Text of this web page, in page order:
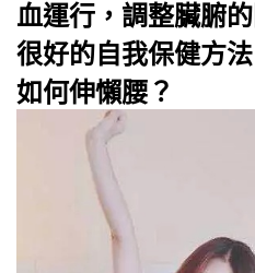
血運行，調整臟腑
很好的自我保健方法
如何伸懶腰？